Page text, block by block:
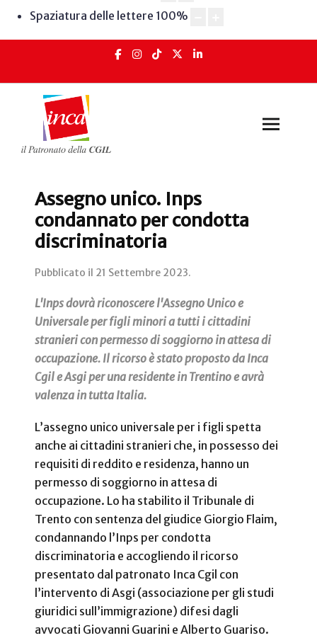
Spaziatura delle lettere 100%
Assegno unico. Inps
condannato per condotta
discriminatoria
Pubblicato il 21 Settembre 2023.
L'Inps dovrà riconoscere l'Assegno Unico e
Universale per figli minori a tutti i cittadini
stranieri con permesso di soggiorno in attesa di
occupazione. Il ricorso è stato proposto da Inca
Cgil e Asgi per una residente in Trentino e avrà
valenza in tutta Italia.
L’assegno unico universale per i figli spetta
anche ai cittadini stranieri che, in possesso dei
requisiti di reddito e residenza, hanno un
permesso di soggiorno in attesa di
occupazione. Lo ha stabilito il Tribunale di
Trento con sentenza del giudice Giorgio Flaim,
condannando l’Inps per condotta
discriminatoria e accogliendo il ricorso
presentato dal patronato Inca Cgil con
l’intervento di Asgi (associazione per gli studi
giuridici sull’immigrazione) difesi dagli
avvocati Giovanni Guarini e Alberto Guariso.